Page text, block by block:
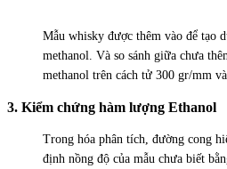
Mẫu whisky được thêm vào để tạo
methanol. Và so sánh giữa chưa
methanol trên cách tử 300 gr/mm
3. Kiểm chứng hàm lượng Ethanol
Trong hóa phân tích, đường cong
định nồng độ của mẫu chưa biết